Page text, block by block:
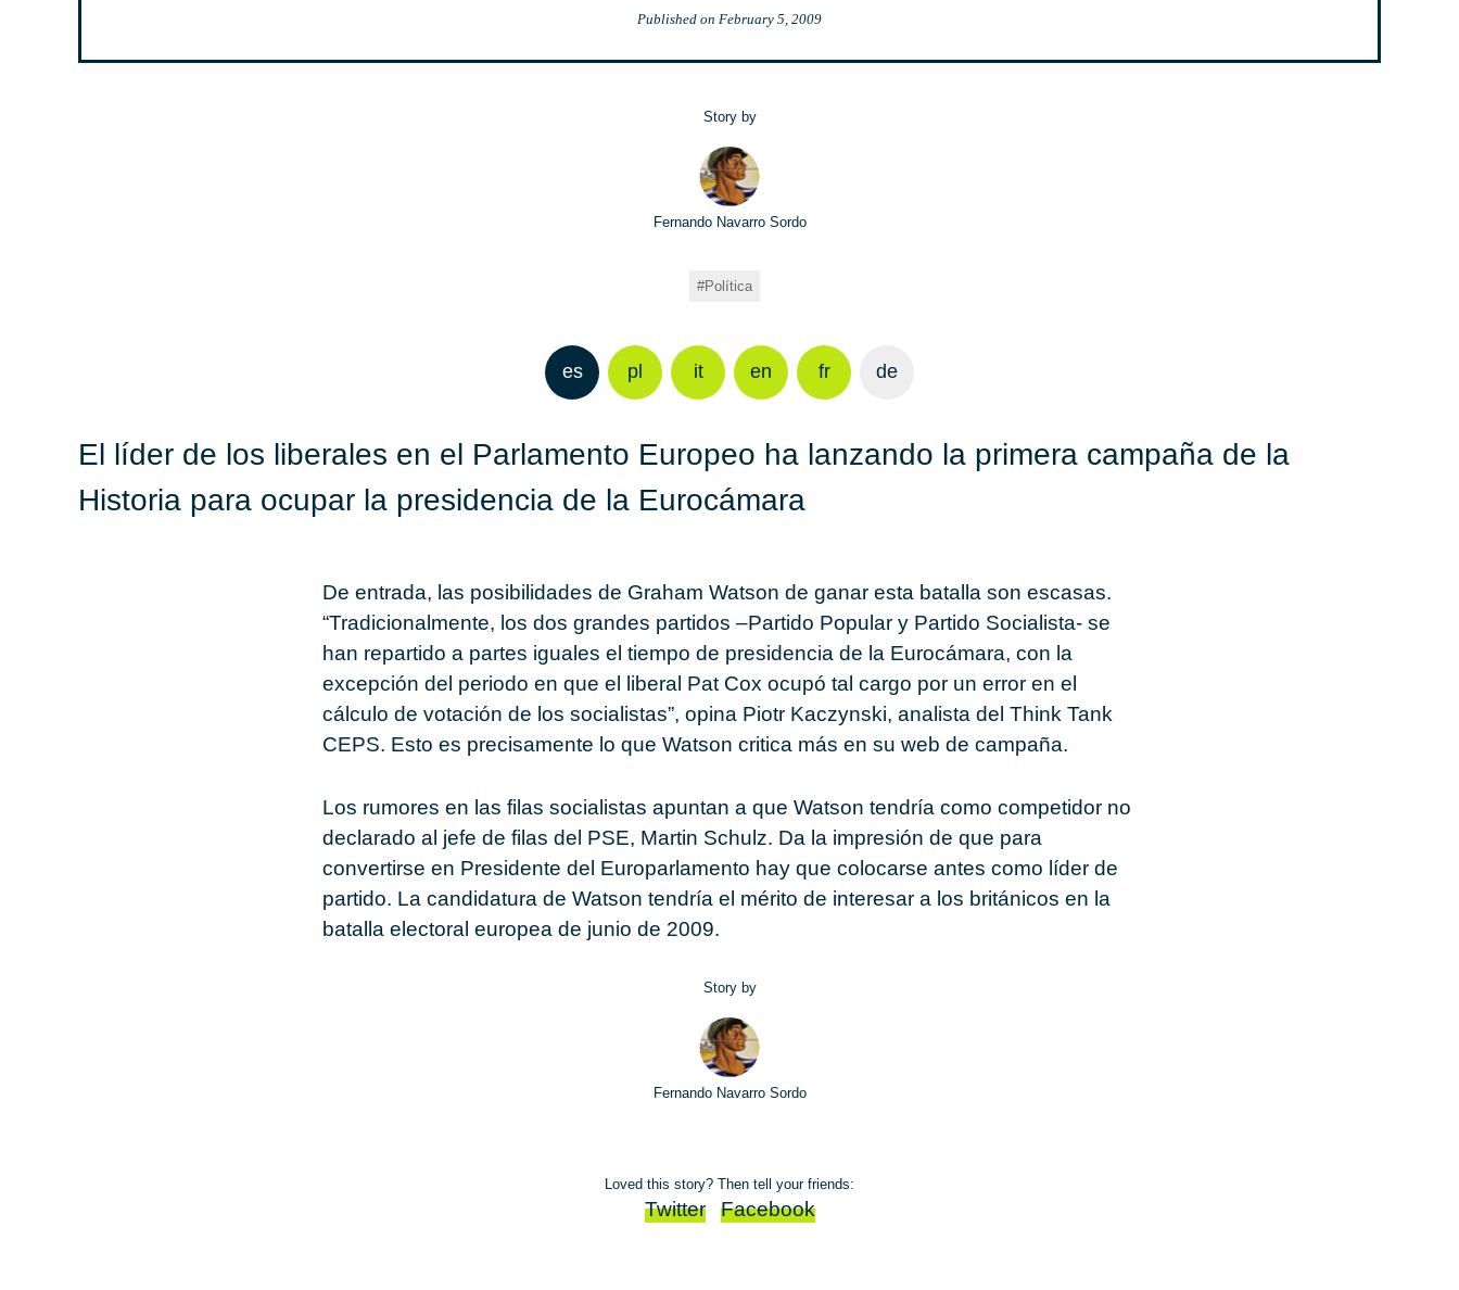
Published on February 5, 2009
Story by
Fernando Navarro Sordo
Política
es pl it en fr de
El líder de los liberales en el Parlamento Europeo ha lanzando la primera campaña de la
Historia para ocupar la presidencia de la Eurocámara
De entrada, las posibilidades de Graham Watson de ganar esta batalla son escasas.
“Tradicionalmente, los dos grandes partidos –Partido Popular y Partido Socialista- se
han repartido a partes iguales el tiempo de presidencia de la Eurocámara, con la
excepción del periodo en que el liberal Pat Cox ocupó tal cargo por un error en el
cálculo de votación de los socialistas”, opina Piotr Kaczynski, analista del Think Tank
CEPS. Esto es precisamente lo que Watson critica más en su web de campaña.
Los rumores en las filas socialistas apuntan a que Watson tendría como competidor no
declarado al jefe de filas del PSE, Martin Schulz. Da la impresión de que para
convertirse en Presidente del Europarlamento hay que colocarse antes como líder de
partido. La candidatura de Watson tendría el mérito de interesar a los británicos en la
batalla electoral europea de junio de 2009.
Story by
Fernando Navarro Sordo
Loved this story? Then tell your friends:
Twitter Facebook